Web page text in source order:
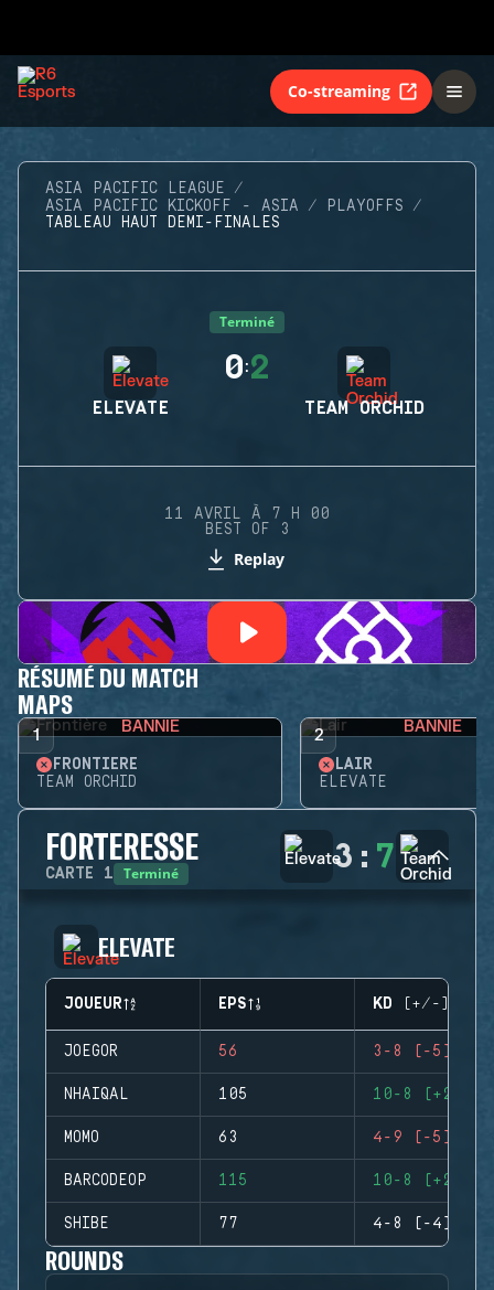
Co-streaming
ASIA PACIFIC LEAGUE
ASIA PACIFIC KICKOFF - ASIA
PLAYOFFS
TABLEAU HAUT DEMI-FINALES
Terminé
ELEVATE
0:2
TEAM ORCHID
11 AVRIL À 7 H 00
BEST OF 3
Replay
RÉSUMÉ DU MATCH
MAPS
1 BANNIE
FRONTIÈRE
TEAM ORCHID
2 BANNIE
LAIR
ELEVATE
FORTERESSE
CARTE 1 Terminé 3 : 7
ELEVATE
JOUEUR EPS KD (+/-)
JOEGOR 56 3-8 (-5)
NHAIQAL 105 10-8 (+2)
MOMO 63 4-9 (-5)
BARCODEOP 115 10-8 (+2)
SHIBE 77 4-8 (-4)
ROUNDS